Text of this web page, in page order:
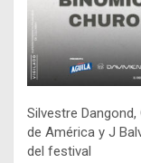
Silvestre
de América y J
del festival